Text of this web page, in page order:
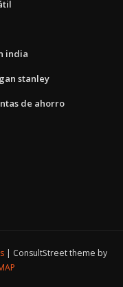
india
stanley
de ahorro
ConsultStreet theme by